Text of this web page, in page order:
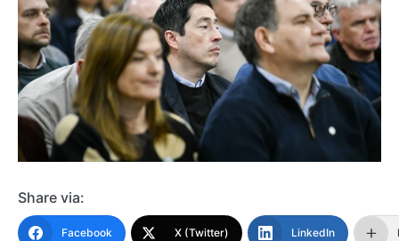
Share via:
Facebook X (Twitter) LinkedIn